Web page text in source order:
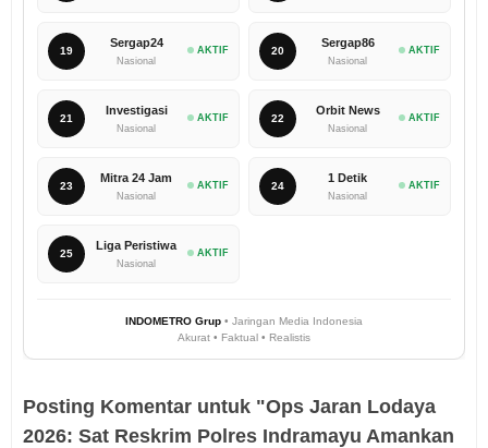
19
Sergap24
Nasional
AKTIF 20
Sergap86
Nasional
AKTIF
21
Investigasi
Nasional
AKTIF 22
Orbit News
Nasional
AKTIF
23
Mitra 24 Jam
Nasional
AKTIF 24
1 Detik
Nasional
AKTIF
25
Liga Peristiwa
Nasional
AKTIF
INDOMETRO Grup • Jaringan Media Indonesia
Akurat • Faktual • Realistis
Posting Komentar untuk "Ops Jaran Lodaya
2026: Sat Reskrim Polres Indramayu Amankan